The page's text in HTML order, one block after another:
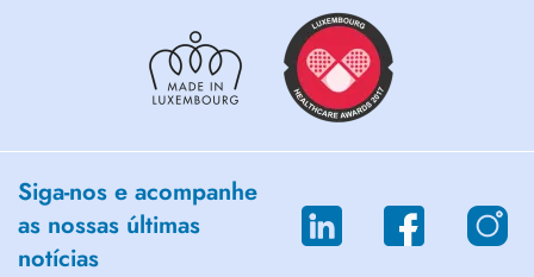
Siga-nos e acompanhe
as nossas últimas
notícias